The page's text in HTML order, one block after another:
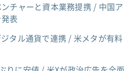
チャーと資本業務提携 / 中国ア
表
タル通貨で連携 / 米メタが有料